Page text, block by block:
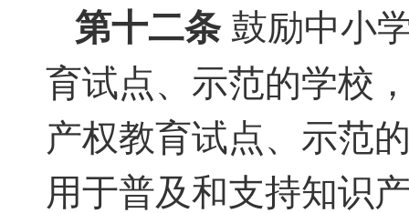
第十二条鼓励中小
育试点、示范的学校
产权教育试点、示范
用于普及和支持知识